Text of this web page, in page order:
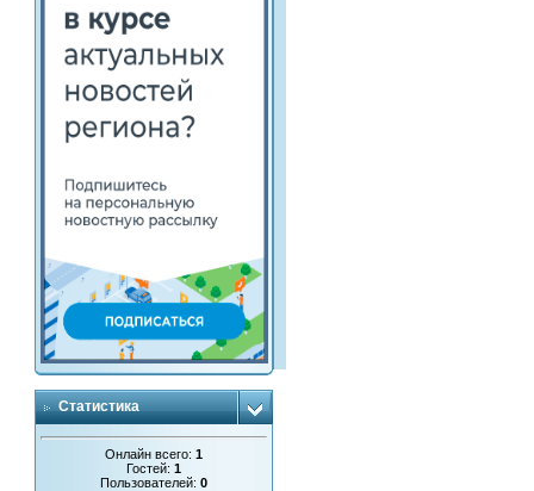
Статистика
Онлайн всего:1
Гостей:1
Пользователей:0